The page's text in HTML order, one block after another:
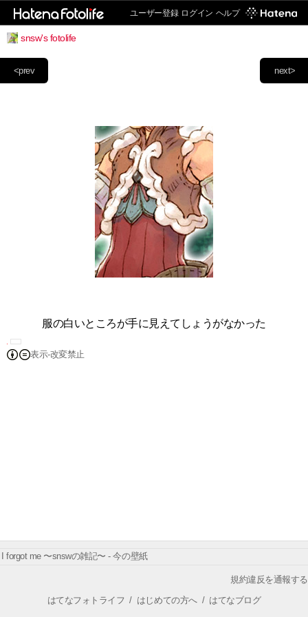
ユーザー登録 ログイン ヘルプ
snsw's fotolife
next>
<prev
服の白いところが手に見えてしょうがなかった
表示-改変禁止
I forgot me 〜snswの雑記〜 - 今の壁紙
規約違反を通報する
はてなフォトライフ / はじめての方へ/ はてなブログ